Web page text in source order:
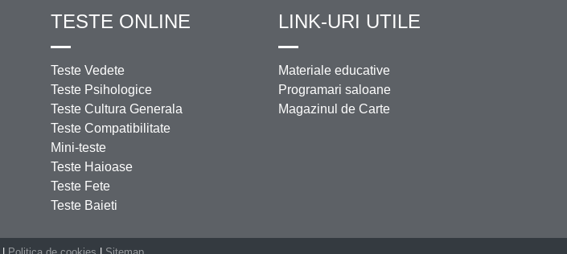
TESTE ONLINE
Teste Vedete
Teste Psihologice
Teste Cultura Generala
Teste Compatibilitate
Mini-teste
Teste Haioase
Teste Fete
Teste Baieti
LINK-URI UTILE
Materiale educative
Programari saloane
Magazinul de Carte